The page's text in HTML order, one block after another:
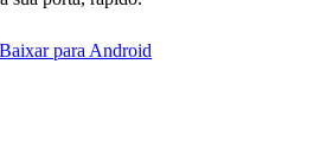
Baixar para Android